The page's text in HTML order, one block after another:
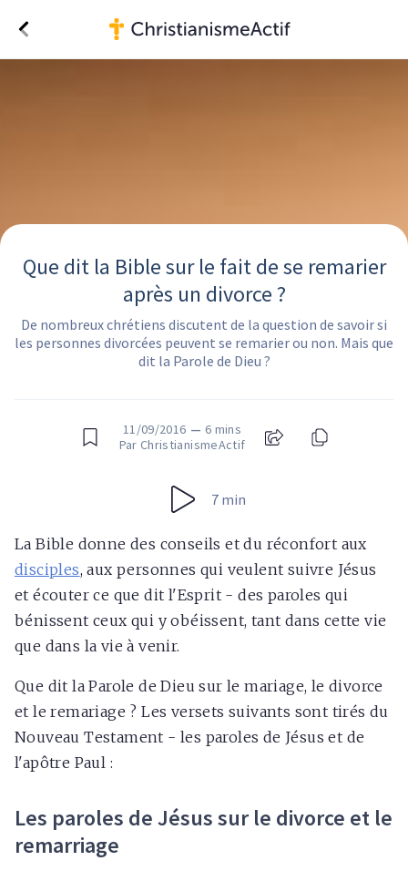
Que dit la Bible sur le fait de se remarier
après un divorce ?
De nombreux chrétiens discutent de la question de savoir si
les personnes divorcées peuvent se remarier ou non. Mais que
dit la Parole de Dieu ?
11/09/2016 — 6 mins
Par ChristianismeActif
7 min
La Bible donne des conseils et du réconfort aux
disciples, aux personnes qui veulent suivre Jésus
et écouter ce que dit l'Esprit - des paroles qui
bénissent ceux qui y obéissent, tant dans cette vie
que dans la vie à venir.
Que dit la Parole de Dieu sur le mariage, le divorce
et le remariage ? Les versets suivants sont tirés du
Nouveau Testament - les paroles de Jésus et de
l'apôtre Paul :
Les paroles de Jésus sur le divorce et le
remarriage